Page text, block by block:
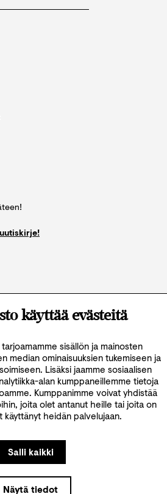
käyttää evästeitä
sisällön ja mainosten
median ominaisuuksien tukemiseen ja
Lisäksi jaamme sosiaalisen
alan kumppaneillemme tietoja
Kumppanimme voivat yhdistää
joita olet antanut heille tai joita on
käyttänyt heidän palvelujaan.
Salli kaikki
Näytä tiedot